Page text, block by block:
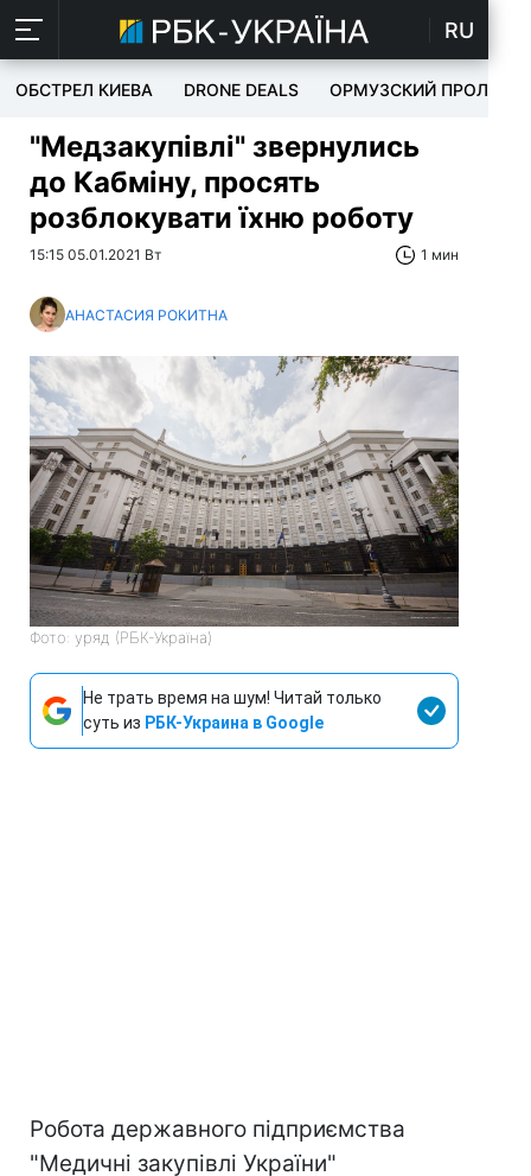
RU
ОБСТРЕЛ КИЕВА DRONE DEALS ОРМУЗСКИЙ ПРОЛИВ
"Медзакупівлі" звернулись
до Кабміну, просять
розблокувати їхню роботу
15:15 05.01.2021 Вт 1 мин
АНАСТАСИЯ РОКИТНА
Фото: уряд (РБК-Україна)
Не трать время на шум! Читай только
суть из РБК-Украина в Google
Робота державного підприємства
"Медичні закупівлі України"